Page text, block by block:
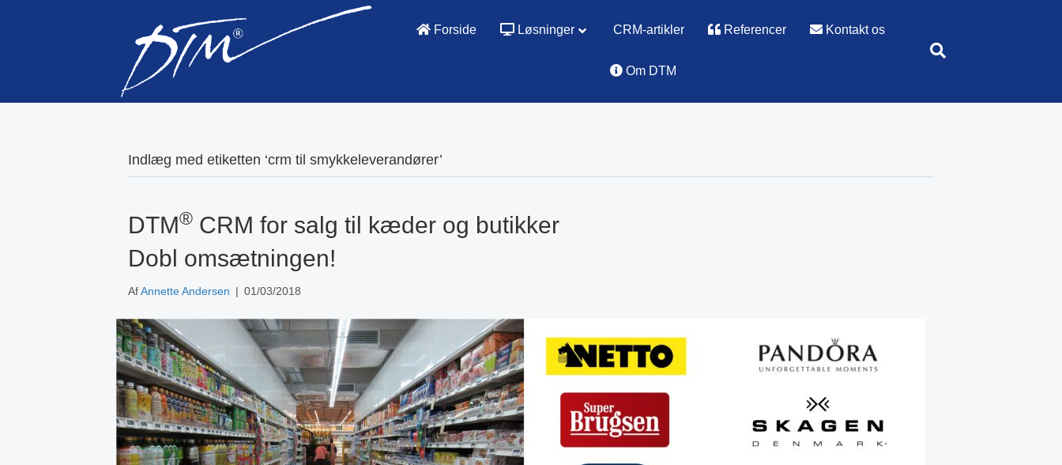
Forside Løsninger CRM-artikler Referencer Kontakt os
Om DTM
Indlæg med etiketten ‘crm til smykkeleverandører’
DTM® CRM for salg til kæder og butikker
Dobl omsætningen!
AfAnnette Andersen | 01/03/2018